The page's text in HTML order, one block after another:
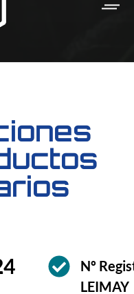
Nº
LEIMAY